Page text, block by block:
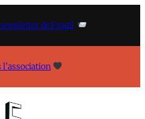
de Fragil
l’association